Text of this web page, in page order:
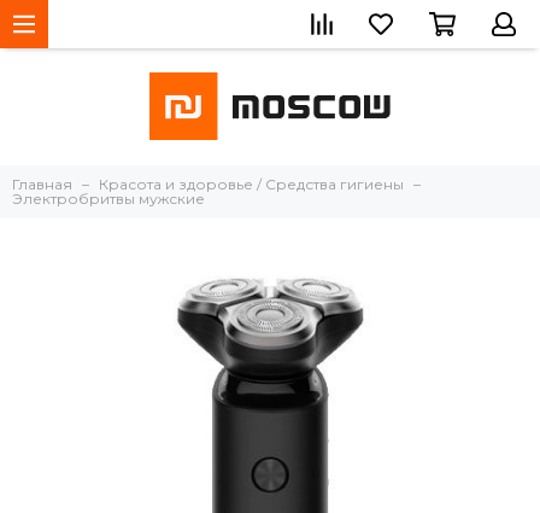
Главная
Красота и здоровье / Средства гигиены
Электробритвы мужские